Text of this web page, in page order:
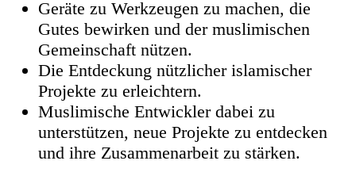
Geräte zu Werkzeugen zu machen, die
Gutes bewirken und der muslimischen
Gemeinschaft nützen.
Die Entdeckung nützlicher islamischer
Projekte zu erleichtern.
Muslimische Entwickler dabei zu
unterstützen, neue Projekte zu entdecken
und ihre Zusammenarbeit zu stärken.